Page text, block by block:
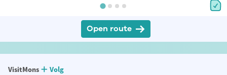
Open route
VisitMons
Volg